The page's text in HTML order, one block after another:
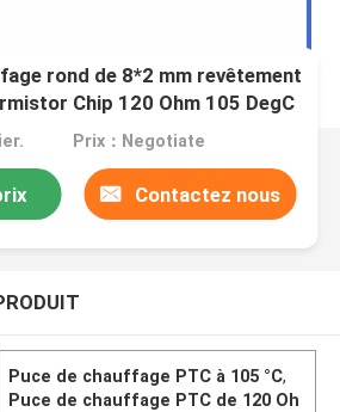
rond de 8*2 mm revêtement
Chip 120 Ohm 105 DegC
Prix：Negotiate
Contactez nous
Puce de chauffage PTC à 105 °C,
Puce de chauffage PTC de 120 Oh